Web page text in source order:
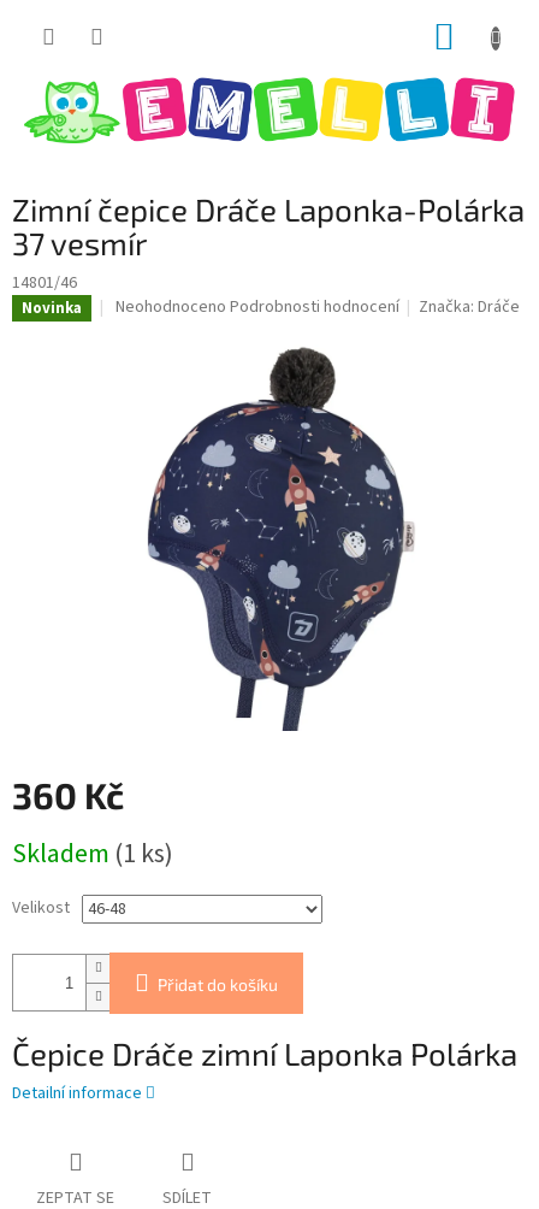
Zimní čepice Dráče Laponka-Polárka
37 vesmír
14801/46
Novinka
Průměrné
hvězdiček.
Neohodnoceno Podrobnosti hodnocení Značka:Dráče
360 Kč
cena:
Skladem (1 ks)
Velikost
Přidat do košíku
Čepice Dráče zimní Laponka Polárka
Detailní informace
ZEPTAT SE SDÍLET